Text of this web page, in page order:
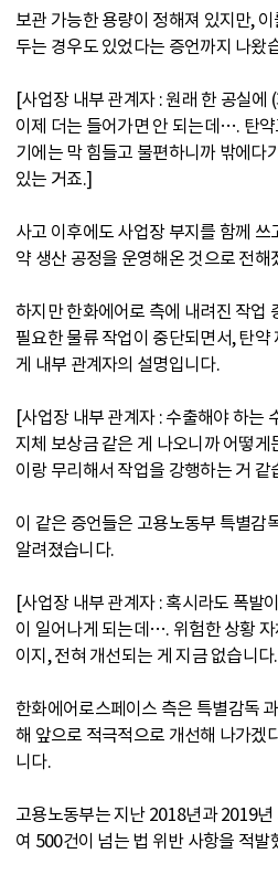
보관 가능한 용량이 정해져 있지만,
두는 경우도 있었다는 증언까지 나왔
[사업장 내부 관계자 : 원래 한 공실에
이제 더는 들어가면 안 되는데…. 탄
기에는 막 힘들고 불편하니까 밖에다
있는 거죠.]
사고 이후에도 사업장 부지를 함께
약 생산 공정을 운영해온 것으로 전해
하지만 한화에어로 측에 내려진 작업
필요한 물류 작업이 중단되면서, 탄
게 내부 관계자의 설명입니다.
[사업장 내부 관계자 : 수출해야 하는
지체 보상금 같은 게 나오니까 어떻
이랑 무리해서 작업을 강행하는 거 같
이 같은 증언들은 고용노동부 특별감
알려졌습니다.
[사업장 내부 관계자 : 혹시라도 폭발
이 일어나게 되는데…. 위험한 상황
이지, 전혀 개선되는 게 지금 없습니다
한화에어로스페이스 측은 특별감독
해 앞으로 적극적으로 개선해 나가겠
니다.
고용노동부는 지난 2018년과 2019
여 500건이 넘는 법 위반 사항을 적발